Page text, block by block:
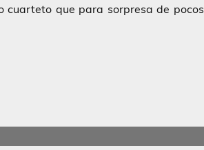
cuarteto que para sorpresa de pocos